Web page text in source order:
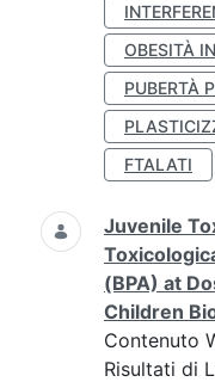
OBESITÀ
PUBERTÀ
FTALATI
Juvenile
(BPA) at
Children
Contenuto
Risultati di